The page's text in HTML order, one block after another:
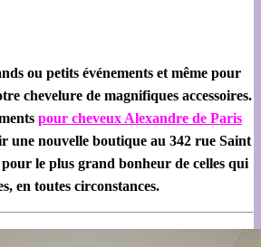
ou petits événements et même pour
chevelure de magnifiques accessoires.
pour cheveux Alexandre de Paris
une nouvelle boutique au 342 rue Saint
le plus grand bonheur de celles qui
en toutes circonstances.